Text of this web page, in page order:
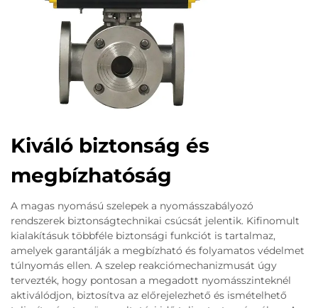
Kiváló biztonság és
megbízhatóság
A magas nyomású szelepek a nyomásszabályozó
rendszerek biztonságtechnikai csúcsát jelentik. Kifinomult
kialakításuk többféle biztonsági funkciót is tartalmaz,
amelyek garantálják a megbízható és folyamatos védelmet
túlnyomás ellen. A szelep reakciómechanizmusát úgy
tervezték, hogy pontosan a megadott nyomásszinteknél
aktiválódjon, biztosítva az előrejelezhető és ismételhető